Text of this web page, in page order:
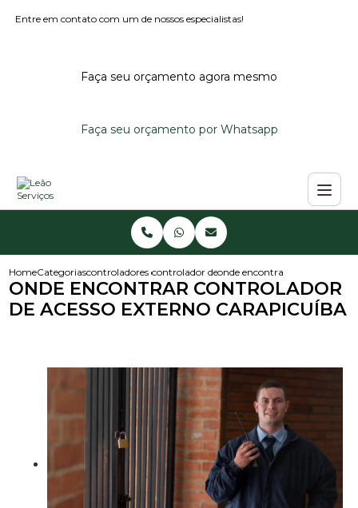
Entre em contato com um de nossos especialistas!
Faça seu orçamento agora mesmo
Faça seu orçamento por Whatsapp
HomeCategoriascontroladores de acessocontrolador de acessoonde encontrar controlador
ONDE ENCONTRAR CONTROLADOR
DE ACESSO EXTERNO CARAPICUÍBA